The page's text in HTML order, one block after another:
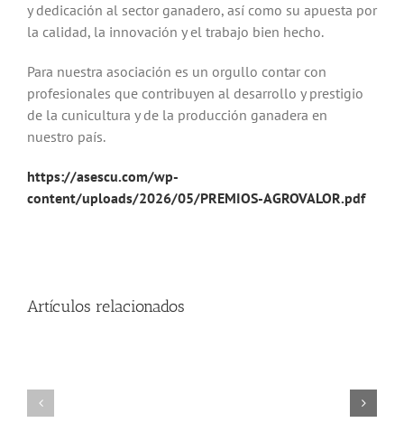
y dedicación al sector ganadero, así como su apuesta por
la calidad, la innovación y el trabajo bien hecho.
Para nuestra asociación es un orgullo contar con
profesionales que contribuyen al desarrollo y prestigio
de la cunicultura y de la producción ganadera en
nuestro país.
https://asescu.com/wp-
content/uploads/2026/05/PREMIOS-AGROVALOR.pdf
Artículos relacionados